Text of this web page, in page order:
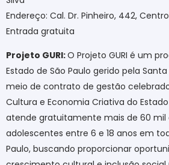
Endereço: Cal. Dr. Pinheiro, 442,
Entrada gratuita
Projeto GURI:O Projeto GURI é um
Estado de São Paulo gerido pela
meio de contrato de gestão
Cultura e Economia Criativa do Estado
atende gratuitamente mais de 60 mil
adolescentes entre 6 e 18 anos em
Paulo, buscando proporcionar